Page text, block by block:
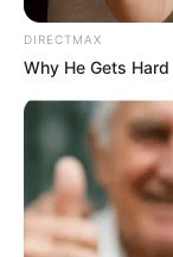
DIRECTMAX
Why He Gets